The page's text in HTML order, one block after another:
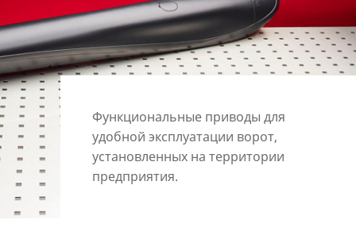
Функциональные приводы для
удобной эксплуатации ворот,
установленных на территории
предприятия.